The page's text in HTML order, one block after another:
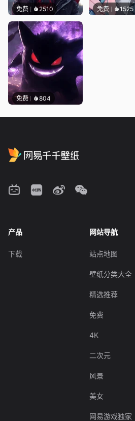
免费 2510 免费 1525
免费 804
产品
下载
网站导航
站点地图
壁纸分类大全
精选推荐
免费
4K
二次元
风景
美女
网易游戏独家